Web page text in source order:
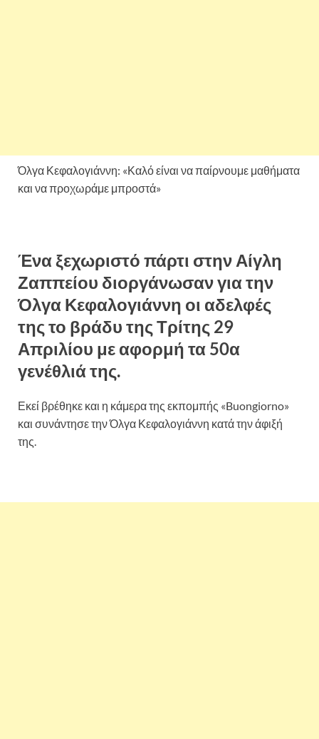
Όλγα Κεφαλογιάννη: «Καλό είναι να παίρνουμε μαθήματα
και να προχωράμε μπροστά»
Ένα ξεχωριστό πάρτι στην Αίγλη
Ζαππείου διοργάνωσαν για την
Όλγα Κεφαλογιάννη οι αδελφές
της το βράδυ της Τρίτης 29
Απριλίου με αφορμή τα 50α
γενέθλιά της.
Εκεί βρέθηκε και η κάμερα της εκπομπής «Buongiorno»
και συνάντησε την Όλγα Κεφαλογιάννη κατά την άφιξή
της.